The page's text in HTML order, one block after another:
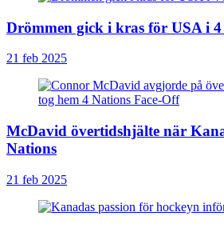
Drömmen gick i kras för USA i
21 feb 2025
McDavid övertidshjälte när
Nations
21 feb 2025